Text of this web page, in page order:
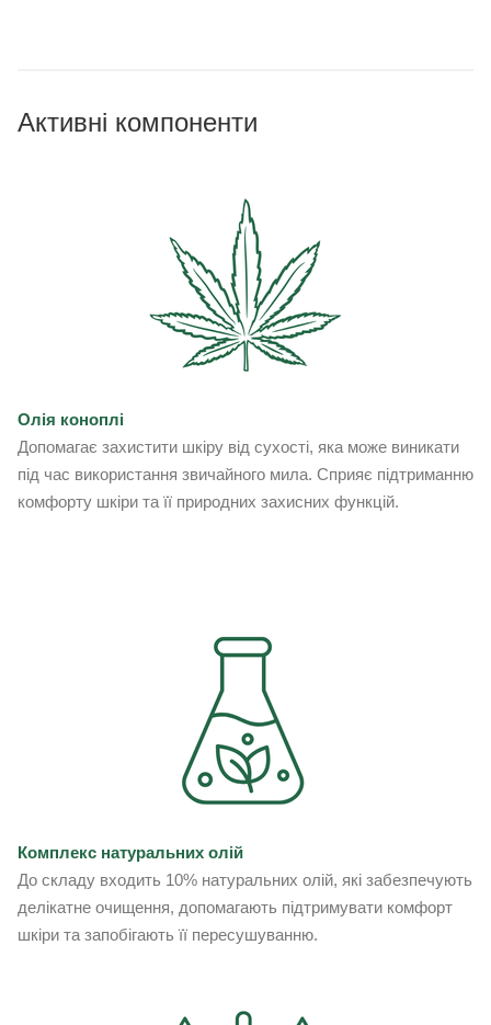
Активні компоненти
Олія коноплі
Допомагає захистити шкіру від сухості, яка може виникати
під час використання звичайного мила. Сприяє підтриманню
комфорту шкіри та її природних захисних функцій.
Комплекс натуральних олій
До складу входить 10% натуральних олій, які забезпечують
делікатне очищення, допомагають підтримувати комфорт
шкіри та запобігають її пересушуванню.